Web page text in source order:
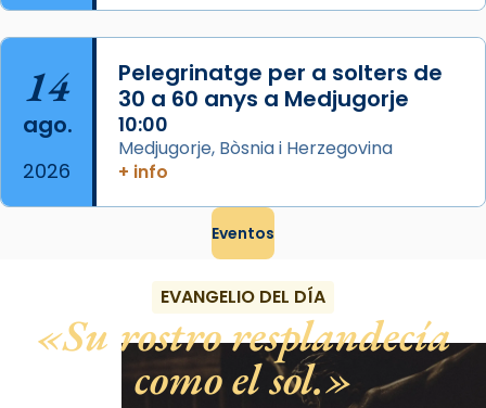
14
ago.
2026
Pelegrinatge per a solters de
30 a 60 anys a Medjugorje
10:00
Medjugorje, Bòsnia i Herzegovina
+ info
Eventos
EVANGELIO DEL DÍA
Su rostro resplandecía
como el sol.